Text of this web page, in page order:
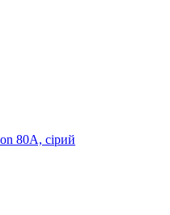
80А, сірий